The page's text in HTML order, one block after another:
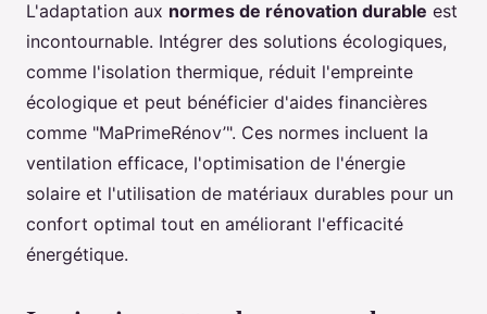
L'adaptation aux normes de rénovation durable est
incontournable. Intégrer des solutions écologiques,
comme l'isolation thermique, réduit l'empreinte
écologique et peut bénéficier d'aides financières
comme "MaPrimeRénov’". Ces normes incluent la
ventilation efficace, l'optimisation de l'énergie
solaire et l'utilisation de matériaux durables pour un
confort optimal tout en améliorant l'efficacité
énergétique.